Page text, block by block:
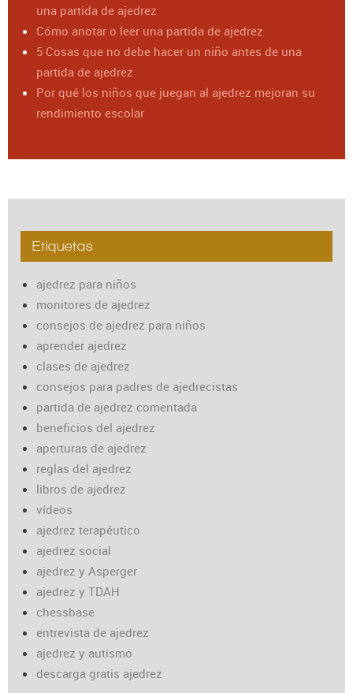
una partida de ajedrez
Cómo anotar o leer una partida de ajedrez
5 Cosas que no debe hacer un niño antes de una
partida de ajedrez
Por qué los niños que juegan al ajedrez mejoran su
rendimiento escolar
Etiquetas
ajedrez para niños
monitores de ajedrez
consejos de ajedrez para niños
aprender ajedrez
clases de ajedrez
consejos para padres de ajedrecistas
partida de ajedrez comentada
beneficios del ajedrez
aperturas de ajedrez
reglas del ajedrez
libros de ajedrez
vídeos
ajedrez terapéutico
ajedrez social
ajedrez y Asperger
ajedrez y TDAH
chessbase
entrevista de ajedrez
ajedrez y autismo
descarga gratis ajedrez